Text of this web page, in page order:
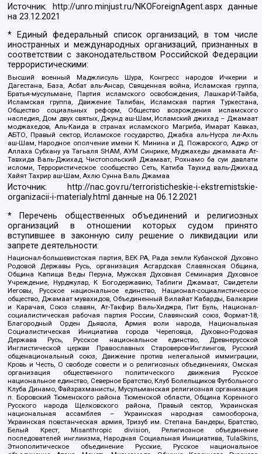
Источник: http://unro.minjust.ru/NKOForeignAgent.aspxданные
на23.12.2021
* Единый федеральный список организаций, в том числе
иностранных и международных организаций, признанных в
соответствии с законодательством Российской Федерации
террористическими:
Высший военный Маджлисуль Шура, Конгресс народов Ичкерии и
Дагестана, База, Асбат аль-Ансар, Священная война, Исламская группа,
Братья-мусульмане, Партия исламского освобождения, Лашкар-И-Тайба,
Исламская группа, Движение Талибан, Исламская партия Туркестана,
Общество социальных реформ, Общество возрождения исламского
наследия, Дом двух святых, Джунд аш-Шам, Исламский джихад – Джамаат
моджахедов, Аль-Каида в странах исламского Магриба, Имарат Кавказ,
АБТО, Правый сектор, Исламское государство, Джабха аль-Нусра ли-Ахль
аш-Шам, Народное ополчение имени К. Минина и Д. Пожарского, Аджр от
Аллаха Субхану уа Тагьаля SHAM, АУМ Синрике, Муджахеды джамаата Ат-
Тавхида Валь-Джихад, Чистопольский Джамаат, Рохнамо ба суи давлати
исломи, Террористическое сообщество Сеть, Катиба Таухид валь-Джихад,
Хайят Тахрир аш-Шам, Ахлю Сунна Валь Джамаа
Источник:
http://nac.gov.ru/terroristicheskie-i-ekstremistskie-
organizacii-i-materialy.html данные на06.12.2021
* Перечень общественных объединений и религиозных
организаций в отношении которых судом принято
вступившее в законную силу решение о ликвидации или
запрете деятельности:
Национал-большевистская партия, ВЕК РА, Рада земли Кубанской Духовно
Родовой Державы Русь, организация Асгардская Славянская Община,
Община Капища Веды Перуна, Мужская Духовная Семинария Духовное
Учреждение, Нурджулар, К Богодержавию, Таблиги Джамаат, Свидетели
Иеговы, Русское национальное единство, Национал-социалистическое
общество, Джамаат мувахидов, Объединенный Вилайат Кабарды, Балкарии
и Карачая, Союз славян, Ат-Такфир Валь-Хиджра, Пит Буль, Национал-
социалистическая рабочая партия России, Славянский союз, Формат-18,
Благородный Орден Дьявола, Армия воли народа, Национальная
Социалистическая Инициатива города Череповца, Духовно-Родовая
Держава Русь, Русское национальное единство, Древнерусской
Инглистической церкви Православных Староверов-Инглингов, Русский
общенациональный союз, Движение против нелегальной иммиграции,
Кровь и Честь, О свободе совести и о религиозных объединениях, Омская
организация общественного политического движения Русское
национальное единство, Северное Братство, Клуб Болельщиков Футбольного
Клуба Динамо, Файзрахманисты, Мусульманская религиозная организация
п. Боровский Тюменского района Тюменской области, Община Коренного
Русского народа Щелковского района, Правый сектор, Украинская
национальная ассамблея – Украинская народная самооборона,
Украинская повстанческая армия, Тризуб им. Степана Бандеры, Братство,
Белый Крест, Misanthropic division, Религиозное объединение
последователей инглиизма, Народная Социальная Инициатива, TulaSkins,
Этнополитическое объединение Русские, Русское национальное